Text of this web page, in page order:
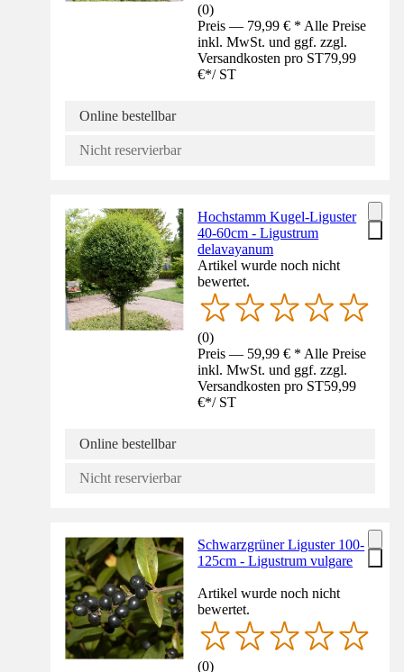
(0)
Preis — 79,99 € * Alle Preise
inkl. MwSt. und ggf. zzgl.
Versandkosten pro ST79,99
€*/ ST
Online bestellbar
Nicht reservierbar
Hochstamm Kugel-Liguster
40-60cm - Ligustrum
delavayanum
Artikel wurde noch nicht
bewertet.
(0)
Preis — 59,99 € * Alle Preise
inkl. MwSt. und ggf. zzgl.
Versandkosten pro ST59,99
€*/ ST
Online bestellbar
Nicht reservierbar
Schwarzgrüner Liguster 100-
125cm - Ligustrum vulgare
Artikel wurde noch nicht
bewertet.
(0)